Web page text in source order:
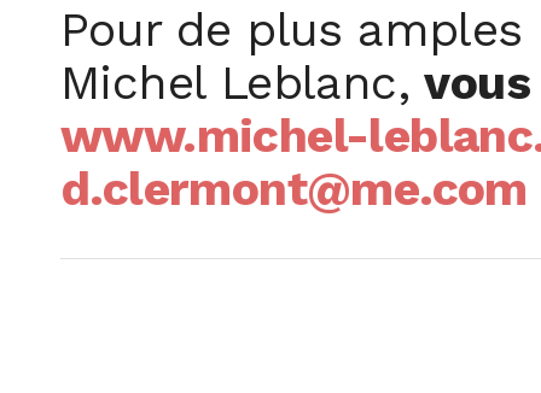
Pour de plus
Michel Leblanc,
www.michel-
d.clermont@me.com